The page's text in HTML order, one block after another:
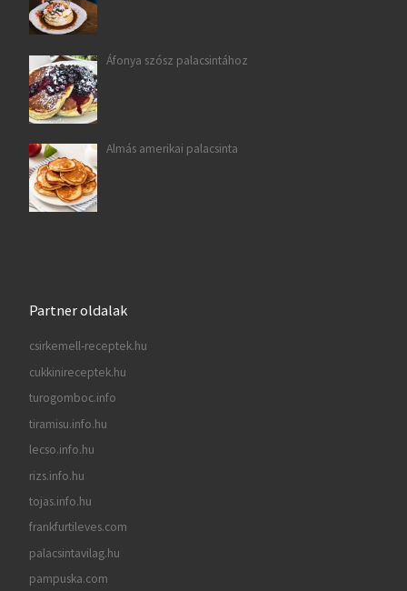
Áfonya szósz palacsintához
Almás amerikai palacsinta
Partner oldalak
csirkemell-receptek.hu
cukkinireceptek.hu
turogomboc.info
tiramisu.info.hu
lecso.info.hu
rizs.info.hu
tojas.info.hu
frankfurtileves.com
palacsintavilag.hu
pampuska.com